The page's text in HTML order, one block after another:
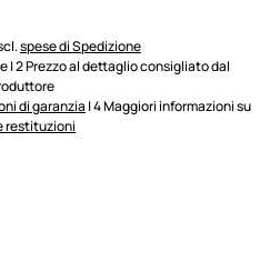
spese di Spedizione
| 2 Prezzo al dettaglio consigliato dal
di garanzia | 4 Maggiori informazioni su
restituzioni